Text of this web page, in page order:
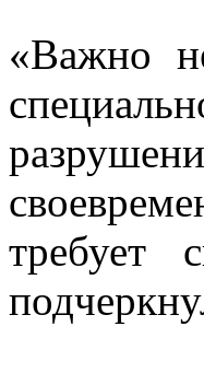
«Важно
требует